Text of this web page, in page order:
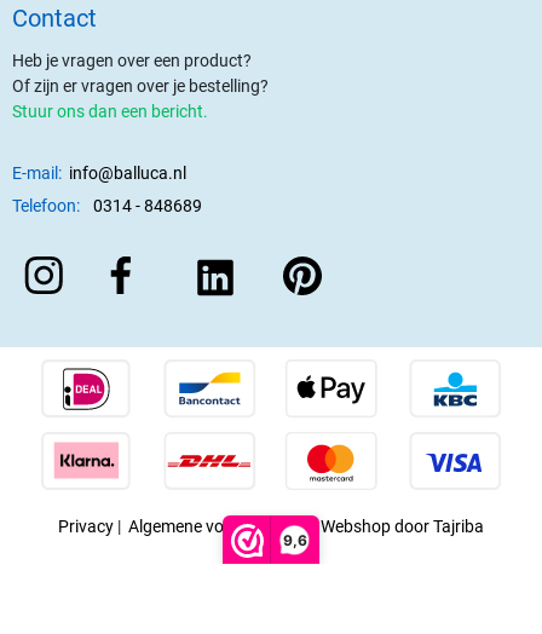
9,6
Contact
Heb je vragen over een product?
Of zijn er vragen over je bestelling?
Stuur ons dan een bericht.
E-mail: info@balluca.nl
Telefoon:
0314 - 848689
Privacy | Algemene voorwaarden|Webshop door Tajriba